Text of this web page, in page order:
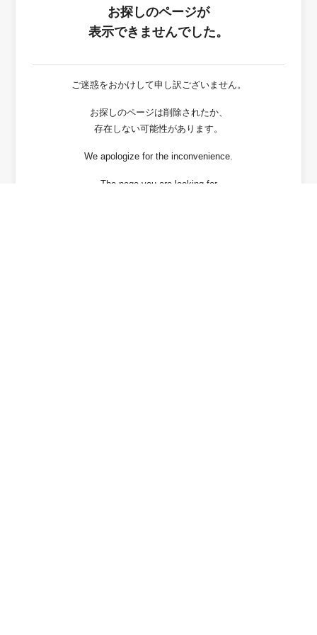
お探しのページが
表示できませんでした。
ご迷惑をおかけして申し訳ございません。
お探しのページは削除されたか、
存在しない可能性があります。
We apologize for the inconvenience.
The page you are looking for